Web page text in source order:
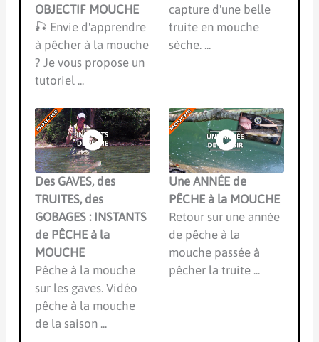
OBJECTIF MOUCHE
🎣 Envie d'apprendre
à pêcher à la mouche
? Je vous propose un
tutoriel ...
capture d'une belle
truite en mouche
sèche. ...
Des GAVES, des
TRUITES, des
GOBAGES : INSTANTS
de PÊCHE à la
MOUCHE
Pêche à la mouche
sur les gaves. Vidéo
pêche à la mouche
de la saison ...
Une ANNÉE de
PÊCHE à la MOUCHE
Retour sur une année
de pêche à la
mouche passée à
pêcher la truite ...